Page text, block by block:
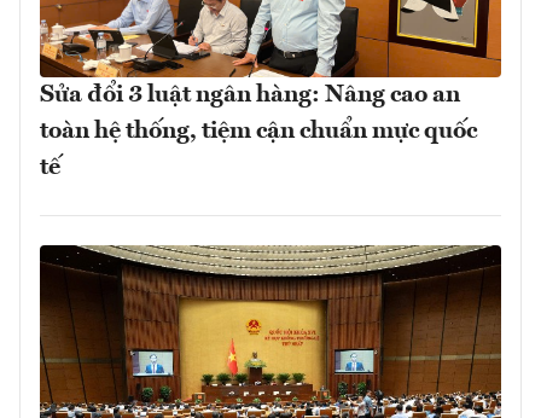
Sửa đổi 3 luật ngân hàng: Nâng cao an
toàn hệ thống, tiệm cận chuẩn mực quốc
tế